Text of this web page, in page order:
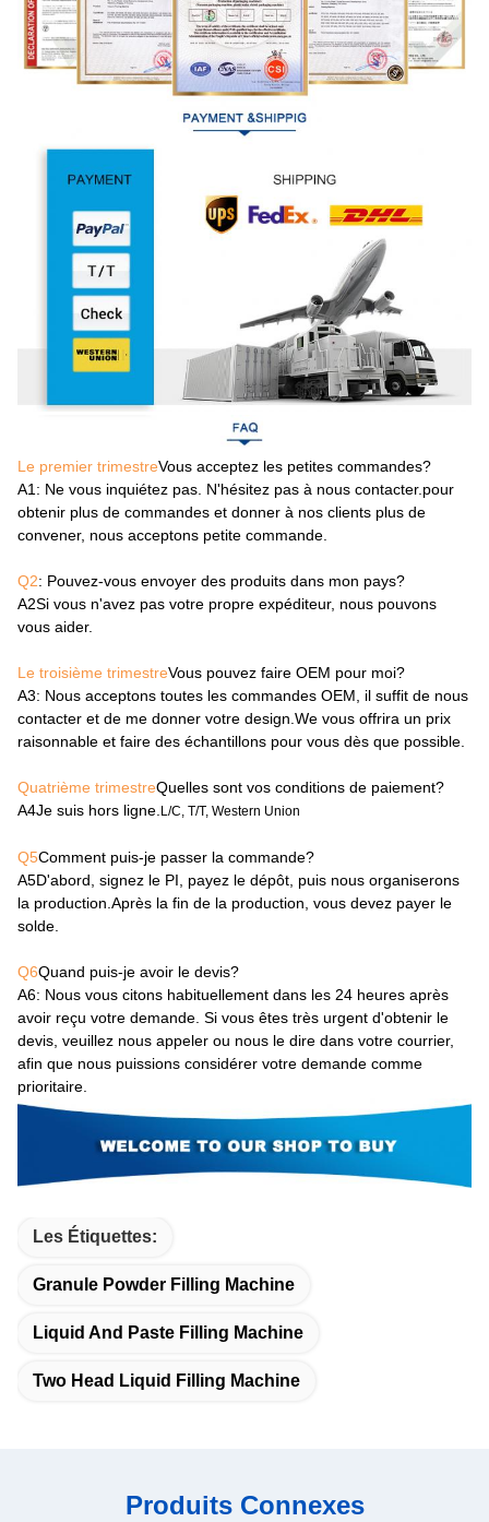
Le premier trimestreVous acceptez les petites commandes?
A1 : Ne vous inquiétez pas. N'hésitez pas à nous contacter.pour
obtenir plus de commandes et donner à nos clients plus de
convener, nous acceptons petite commande.
Q2: Pouvez-vous envoyer des produits dans mon pays?
A2Si vous n'avez pas votre propre expéditeur, nous pouvons
vous aider.
Le troisième trimestreVous pouvez faire OEM pour moi?
A3: Nous acceptons toutes les commandes OEM, il suffit de nous
contacter et de me donner votre design.We vous offrira un prix
raisonnable et faire des échantillons pour vous dès que possible.
Quatrième trimestreQuelles sont vos conditions de paiement?
A4Je suis hors ligne. L/C, T/T, Western Union
Q5Comment puis-je passer la commande?
A5D'abord, signez le PI, payez le dépôt, puis nous organiserons
la production.Après la fin de la production, vous devez payer le
solde.
Q6Quand puis-je avoir le devis?
A6: Nous vous citons habituellement dans les 24 heures après
avoir reçu votre demande. Si vous êtes très urgent d'obtenir le
devis, veuillez nous appeler ou nous le dire dans votre courrier,
afin que nous puissions considérer votre demande comme
prioritaire.
Les Étiquettes:
Granule Powder Filling Machine
Liquid And Paste Filling Machine
Two Head Liquid Filling Machine
Produits Connexes